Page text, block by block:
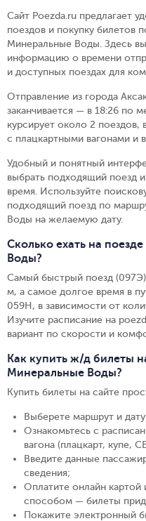
Сайт Poezda.ru предлагает
поездов и покупку билетов
Минеральные Воды. Здесь
информацию о времени
и доступных поездах для
Отправление из города
заканчивается — в 18:26 по
курсирует около 2
с плацкартными вагонами и
Удобный и понятный
выбрать подходящий поезд
время. Используйте
подходящий поезд по
Воды на желаемую дату.
Сколько ехать на
Воды?
Самый быстрый поезд
м, а самое долгое время в
059Н, в зависимости от
Изучите расписание на
вариант по скорости и
Как купить ж/д билеты
Минеральные Воды?
Купить билеты на сайте
Выберете маршрут и
Ознакомьтесь с
вагона (плацкарт, купе,
Введите данные
сведения;
Оплатите онлайн
способом — билеты
Покажите электронный